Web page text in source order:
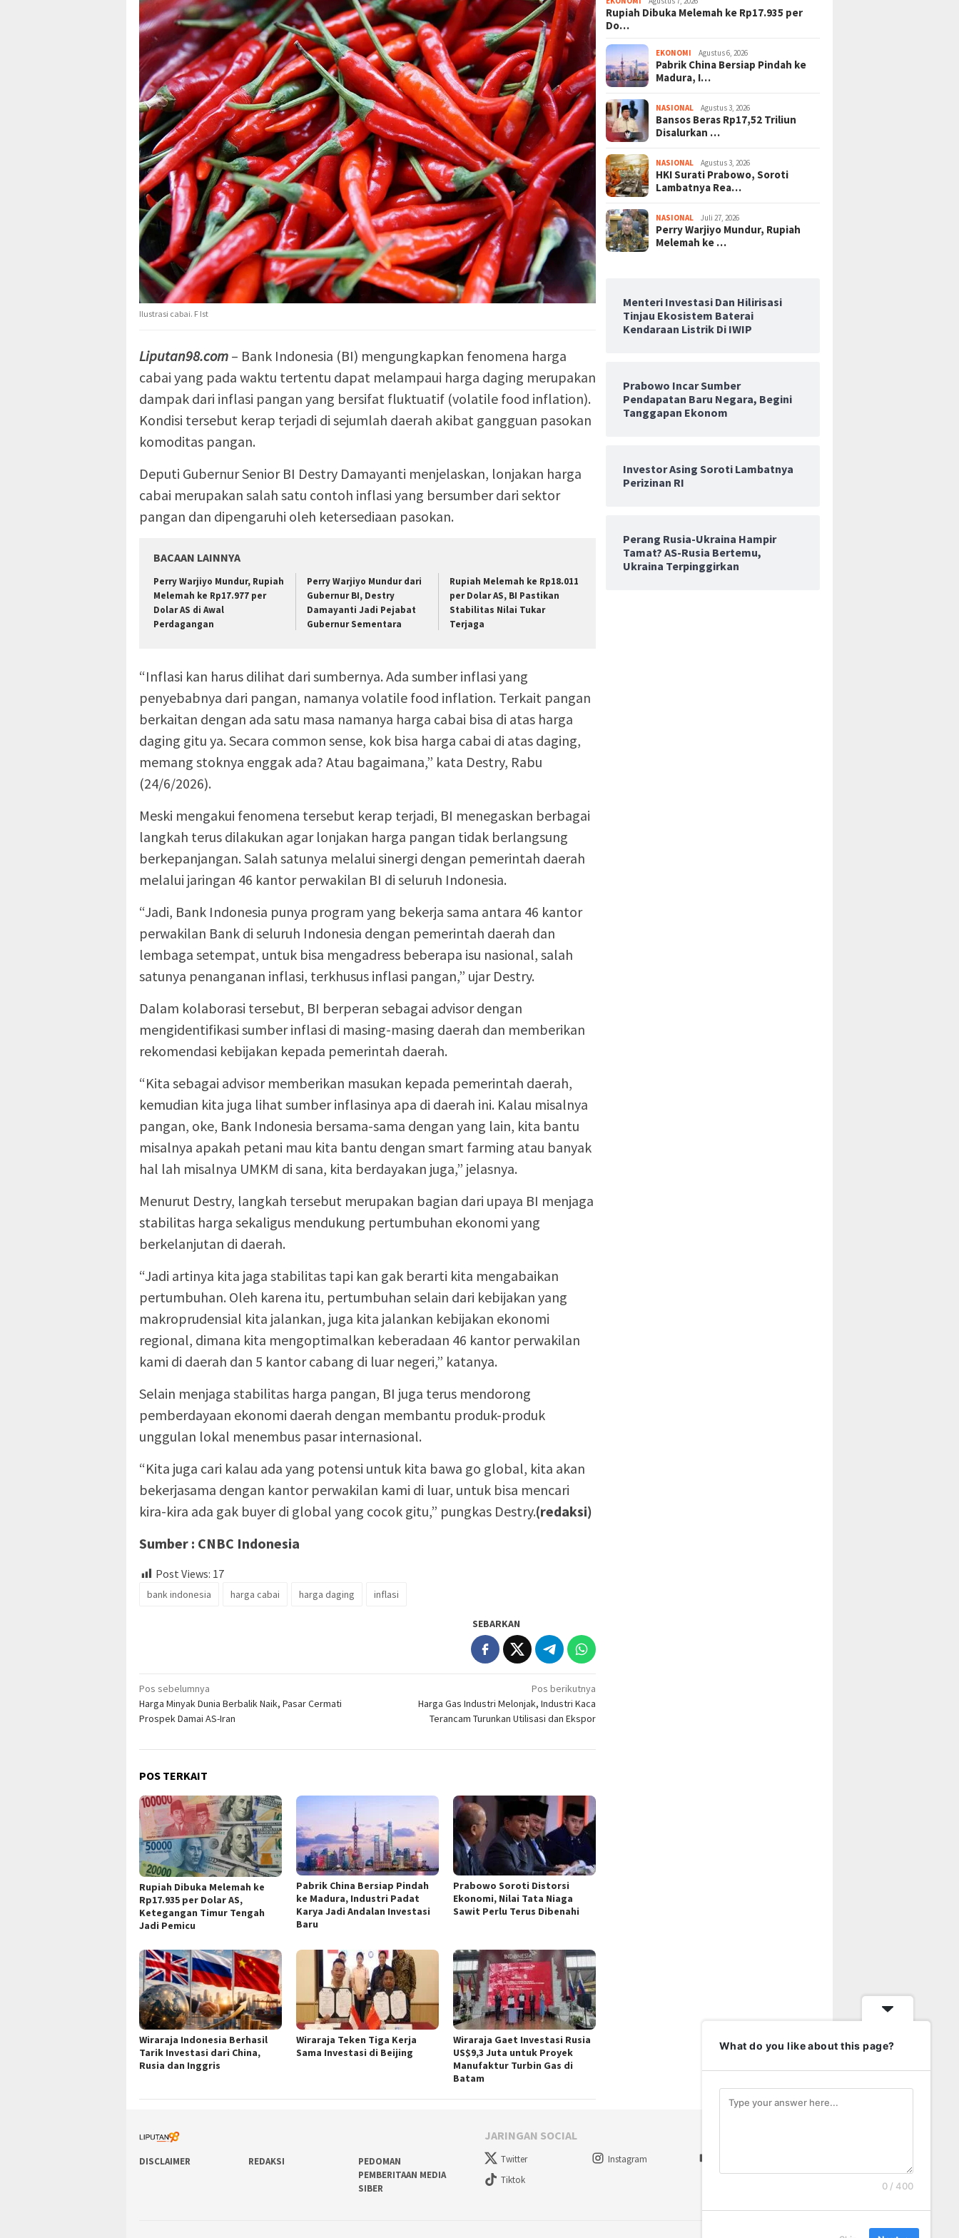
Ilustrasi cabai. F Ist
Liputan98.com – Bank Indonesia (BI) mengungkapkan fenomena harga
cabai yang pada waktu tertentu dapat melampaui harga daging merupakan
dampak dari inflasi pangan yang bersifat fluktuatif (volatile food inflation).
Kondisi tersebut kerap terjadi di sejumlah daerah akibat gangguan pasokan
komoditas pangan.
Deputi Gubernur Senior BI Destry Damayanti menjelaskan, lonjakan harga
cabai merupakan salah satu contoh inflasi yang bersumber dari sektor
pangan dan dipengaruhi oleh ketersediaan pasokan.
BACAAN LAINNYA
Perry Warjiyo Mundur, Rupiah
Melemah ke Rp17.977 per
Dolar AS di Awal
Perdagangan
Perry Warjiyo Mundur dari
Gubernur BI, Destry
Damayanti Jadi Pejabat
Gubernur Sementara
Rupiah Melemah ke Rp18.011
per Dolar AS, BI Pastikan
Stabilitas Nilai Tukar
Terjaga
“Inflasi kan harus dilihat dari sumbernya. Ada sumber inflasi yang
penyebabnya dari pangan, namanya volatile food inflation. Terkait pangan
berkaitan dengan ada satu masa namanya harga cabai bisa di atas harga
daging gitu ya. Secara common sense, kok bisa harga cabai di atas daging,
memang stoknya enggak ada? Atau bagaimana,” kata Destry, Rabu
(24/6/2026).
Meski mengakui fenomena tersebut kerap terjadi, BI menegaskan berbagai
langkah terus dilakukan agar lonjakan harga pangan tidak berlangsung
berkepanjangan. Salah satunya melalui sinergi dengan pemerintah daerah
melalui jaringan 46 kantor perwakilan BI di seluruh Indonesia.
“Jadi, Bank Indonesia punya program yang bekerja sama antara 46 kantor
perwakilan Bank di seluruh Indonesia dengan pemerintah daerah dan
lembaga setempat, untuk bisa mengadress beberapa isu nasional, salah
satunya penanganan inflasi, terkhusus inflasi pangan,” ujar Destry.
Dalam kolaborasi tersebut, BI berperan sebagai advisor dengan
mengidentifikasi sumber inflasi di masing-masing daerah dan memberikan
rekomendasi kebijakan kepada pemerintah daerah.
“Kita sebagai advisor memberikan masukan kepada pemerintah daerah,
kemudian kita juga lihat sumber inflasinya apa di daerah ini. Kalau misalnya
pangan, oke, Bank Indonesia bersama-sama dengan yang lain, kita bantu
misalnya apakah petani mau kita bantu dengan smart farming atau banyak
hal lah misalnya UMKM di sana, kita berdayakan juga,” jelasnya.
Menurut Destry, langkah tersebut merupakan bagian dari upaya BI menjaga
stabilitas harga sekaligus mendukung pertumbuhan ekonomi yang
berkelanjutan di daerah.
“Jadi artinya kita jaga stabilitas tapi kan gak berarti kita mengabaikan
pertumbuhan. Oleh karena itu, pertumbuhan selain dari kebijakan yang
makroprudensial kita jalankan, juga kita jalankan kebijakan ekonomi
regional, dimana kita mengoptimalkan keberadaan 46 kantor perwakilan
kami di daerah dan 5 kantor cabang di luar negeri,” katanya.
Selain menjaga stabilitas harga pangan, BI juga terus mendorong
pemberdayaan ekonomi daerah dengan membantu produk-produk
unggulan lokal menembus pasar internasional.
“Kita juga cari kalau ada yang potensi untuk kita bawa go global, kita akan
bekerjasama dengan kantor perwakilan kami di luar, untuk bisa mencari
kira-kira ada gak buyer di global yang cocok gitu,” pungkas Destry.(redaksi)
Sumber : CNBC Indonesia
Post Views: 17
bank indonesia harga cabai harga daging inflasi
SEBARKAN
Navigasi
pos
Pos sebelumnya
Harga Minyak Dunia Berbalik Naik, Pasar Cermati
Prospek Damai AS-Iran
Pos berikutnya
Harga Gas Industri Melonjak, Industri Kaca
Terancam Turunkan Utilisasi dan Ekspor
POS TERKAIT
Rupiah Dibuka Melemah ke
Rp17.935 per Dolar AS,
Ketegangan Timur Tengah
Jadi Pemicu
Pabrik China Bersiap Pindah
ke Madura, Industri Padat
Karya Jadi Andalan Investasi
Baru
Prabowo Soroti Distorsi
Ekonomi, Nilai Tata Niaga
Sawit Perlu Terus Dibenahi
Wiraraja Indonesia Berhasil
Tarik Investasi dari China,
Rusia dan Inggris
Wiraraja Teken Tiga Kerja
Sama Investasi di Beijing
Wiraraja Gaet Investasi Rusia
US$9,3 Juta untuk Proyek
Manufaktur Turbin Gas di
Batam
Rupiah Dibuka Melemah ke Rp17.935 per
Do…
EKONOMI Agustus 6, 2026
Pabrik China Bersiap Pindah ke
Madura, I…
NASIONAL Agustus 3, 2026
Bansos Beras Rp17,52 Triliun
Disalurkan …
NASIONAL Agustus 3, 2026
HKI Surati Prabowo, Soroti
Lambatnya Rea…
NASIONAL Juli 27, 2026
Perry Warjiyo Mundur, Rupiah
Melemah ke …
Menteri Investasi Dan Hilirisasi
Tinjau Ekosistem Baterai
Kendaraan Listrik Di IWIP
Prabowo Incar Sumber
Pendapatan Baru Negara, Begini
Tanggapan Ekonom
Investor Asing Soroti Lambatnya
Perizinan RI
Perang Rusia-Ukraina Hampir
Tamat? AS-Rusia Bertemu,
Ukraina Terpinggirkan
DISCLAIMER REDAKSI
PEDOMAN
PEMBERITAAN MEDIA
SIBER
JARINGAN SOCIAL
Twitter Instagram
Tiktok
What do you like about this page?
0 / 400